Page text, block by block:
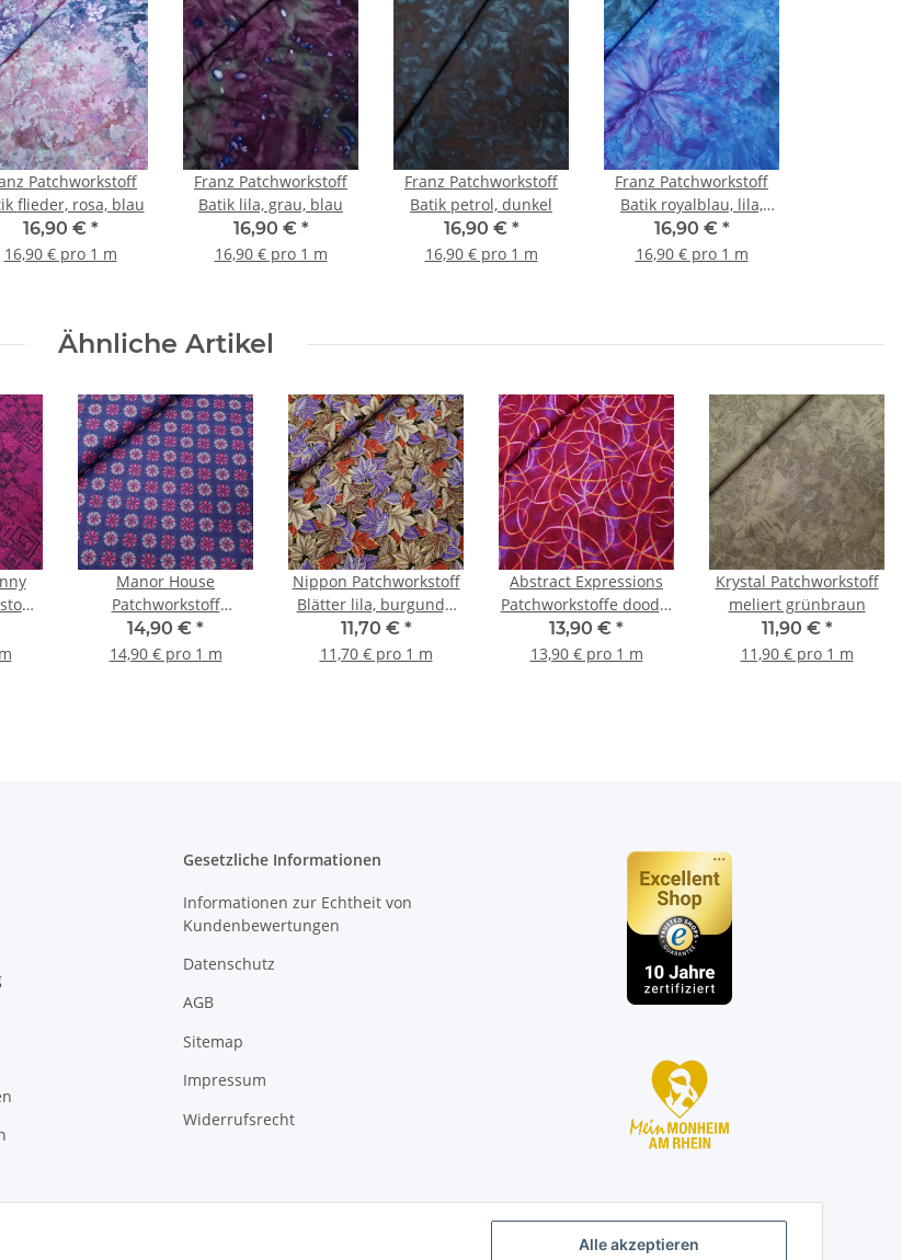
Alle akzeptieren
Patchworkstoff
Batik flieder, rosa, blau
16,90 € *
16,90 € pro 1 m
Franz Patchworkstoff
Batik lila, grau, blau
16,90 € *
16,90 € pro 1 m
Franz Patchworkstoff
Batik petrol, dunkel
16,90 € *
16,90 € pro 1 m
Franz Patchworkstoff
Batik royalblau, lila,
petrol
16,90 € *
16,90 € pro 1 m
Ähnliche Artikel
Manor House
Patchworkstoff
Ornamente lila,
burgundy
14,90 € *
14,90 € pro 1 m
Nippon Patchworkstoff
Blätter lila, burgundy,
beige, gold
11,70 € *
11,70 € pro 1 m
Abstract Expressions
Patchworkstoffe doodle
burgundy, orange
13,90 € *
13,90 € pro 1 m
Krystal Patchworkstoff
meliert grünbraun
11,90 € *
11,90 € pro 1 m
Gesetzliche Informationen
Informationen zur Echtheit von
Kundenbewertungen
Datenschutz
AGB
Sitemap
Impressum
Widerrufsrecht